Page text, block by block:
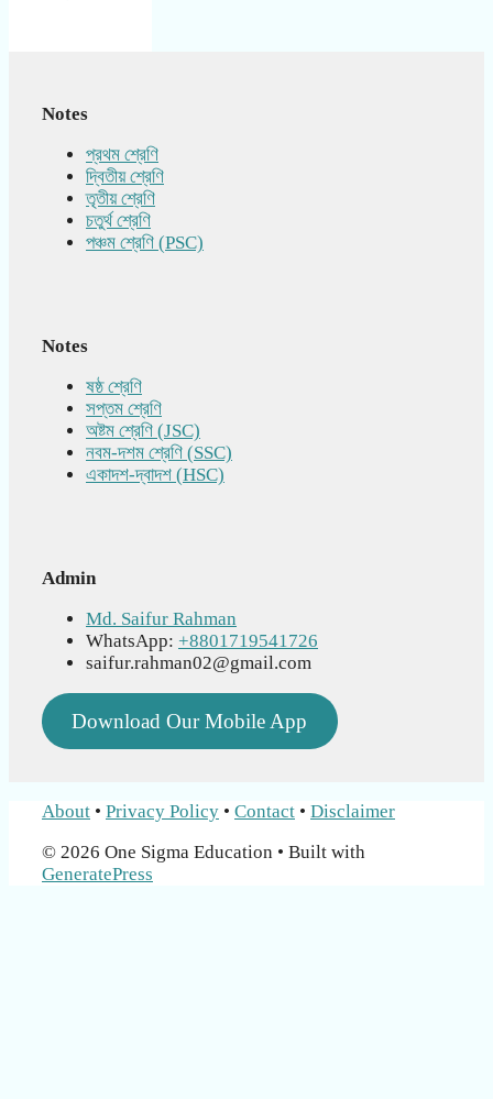
Notes
প্রথম শ্রেণি
দ্বিতীয় শ্রেণি
তৃতীয় শ্রেণি
চতুর্থ শ্রেণি
পঞ্চম শ্রেণি (PSC)
Notes
ষষ্ঠ শ্রেণি
সপ্তম শ্রেণি
অষ্টম শ্রেণি (JSC)
নবম-দশম শ্রেণি (SSC)
একাদশ-দ্বাদশ (HSC)
Admin
Md. Saifur Rahman
WhatsApp: +8801719541726
saifur.rahman02@gmail.com
Download Our Mobile App
About • Privacy Policy • Contact • Disclaimer
© 2026 One Sigma Education • Built with
GeneratePress